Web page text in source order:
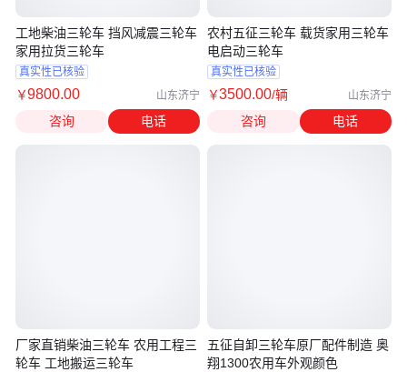
工地柴油三轮车 挡风减震三轮车
家用拉货三轮车
真实性已核验
￥9800.00 山东济宁
咨询 电话
厂家直销柴油三轮车 农用工程三
轮车 工地搬运三轮车
农村五征三轮车 载货家用三轮车
电启动三轮车
真实性已核验
￥3500.00/辆 山东济宁
咨询 电话
五征自卸三轮车原厂配件制造 奥
翔1300农用车外观颜色